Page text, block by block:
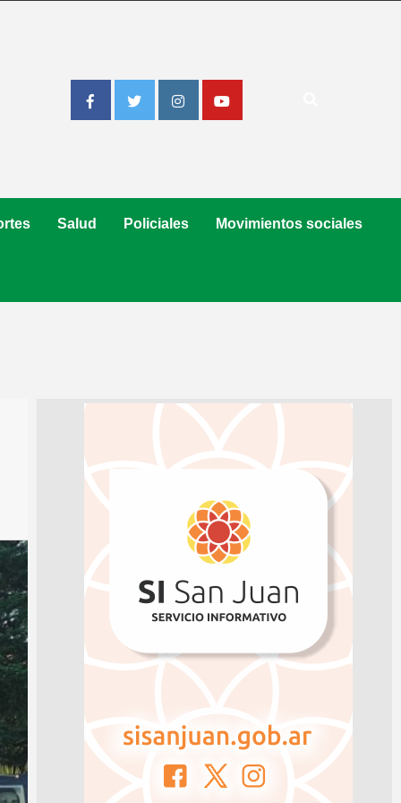
FacebookTwitterInstagramYoutube
Salud Policiales Movimientos sociales